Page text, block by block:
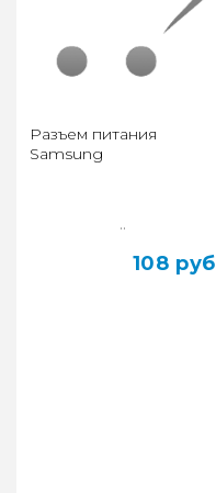
Разъем питания
Samsung
..
108 руб